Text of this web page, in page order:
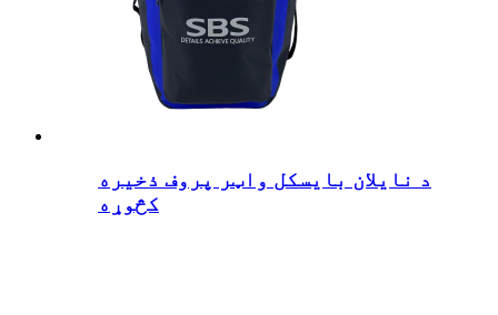
د نایلان بایسکل واټر پروف ذخیره
کڅوړه